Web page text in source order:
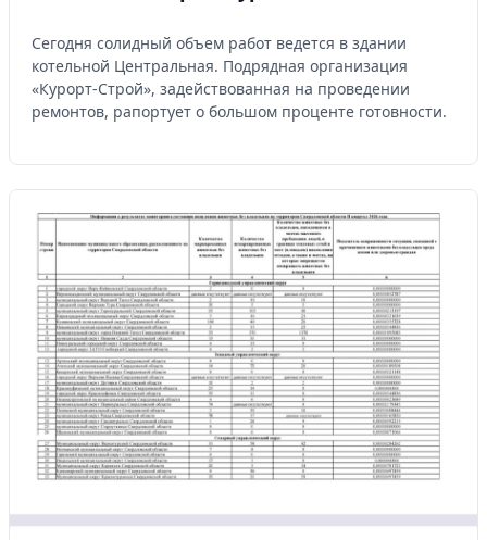
Сегодня солидный объем работ ведется в здании
котельной Центральная. Подрядная организация
«Курорт-Строй», задействованная на проведении
ремонтов, рапортует о большом проценте готовности.